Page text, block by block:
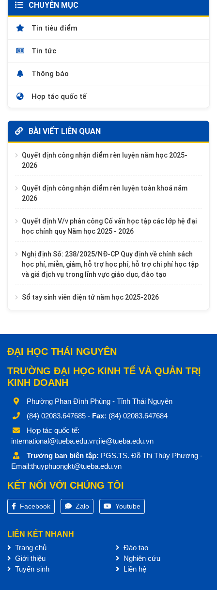
CHUYÊN MỤC
Tin tiêu điểm
Tin tức
Thông báo
Hợp tác quốc tế
BÀI VIẾT LIÊN QUAN
Quyết định công nhận điểm rèn luyện năm học 2025-
2026
Quyết định công nhận điểm rèn luyện toàn khoá năm
2026
Quyết định V/v phân công Cố vấn học tập các lớp hệ đại
học chính quy Năm học 2025 - 2026
Nghị định Số: 238/2025/NĐ-CP Quy định về chính sách
học phí, miễn, giảm, hỗ trợ học phí, hỗ trợ chi phí học tập
và giá địch vụ trong lĩnh vực giáo dục, đào tạo
Sổ tay sinh viên điện tử năm học 2025-2026
ĐẠI HỌC THÁI NGUYÊN
TRƯỜNG ĐẠI HỌC KINH TẾ VÀ QUẢN TRỊ
KINH DOANH
Phường Phan Đình Phùng - Tỉnh Thái Nguyên
(84) 02083.647685 - Fax: (84) 02083.647684
Hợp tác quốc tế:
international@tueba.edu.vn;iie@tueba.edu.vn
Trưởng ban biên tập: PGS.TS. Đỗ Thị Thúy Phương -
Email:thuyphuongkt@tueba.edu.vn
KẾT NỐI VỚI CHÚNG TÔI
Facebook Zalo Youtube
LIÊN KẾT NHANH
Trang chủ
Giới thiệu
Tuyển sinh
Đào tạo
Nghiên cứu
Liên hệ